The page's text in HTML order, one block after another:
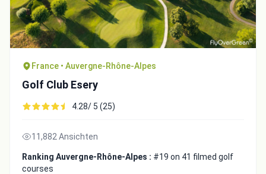
France • Auvergne-Rhône-Alpes
Golf Club Esery
4.28/ 5 (25)
11,882 Ansichten
Ranking Auvergne-Rhône-Alpes : #19 on 41 filmed golf
courses